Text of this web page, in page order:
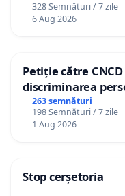
personali
328 Semnături / 7 zile
6 Aug 2026
Petiție către
discriminarea
către utilizatorul
263 semnături
198 Semnături / 7 zile
1 Aug 2026
Stop cerșetoria